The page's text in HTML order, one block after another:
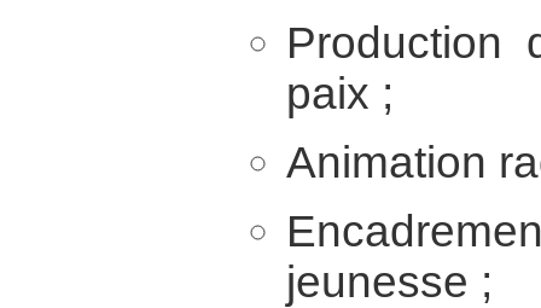
Production
paix ;
Animation
jeunesse ;